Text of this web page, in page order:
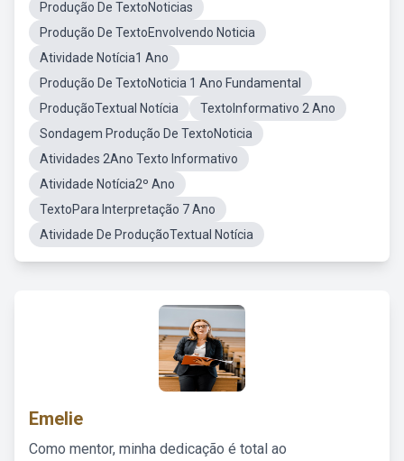
Produção De TextoNoticias
Produção De TextoEnvolvendo Noticia
Atividade Notícia1 Ano
Produção De TextoNoticia 1 Ano Fundamental
ProduçãoTextual Notícia
TextoInformativo 2 Ano
Sondagem Produção De TextoNoticia
Atividades 2Ano Texto Informativo
Atividade Notícia2º Ano
TextoPara Interpretação 7 Ano
Atividade De ProduçãoTextual Notícia
Emelie
Como mentor, minha dedicação é total ao